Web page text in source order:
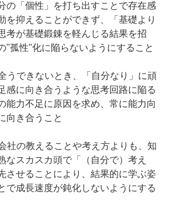
の「個性」を打ち出すことで存在感
を抑えることができず、「基礎より
考が基礎鍛錬を軽んじる結果を招
"孤性"化に陥らないようにすること
うできないとき、「自分なり」に頑
感に向き合うような思考回路に陥る
能力不足に原因を求め、常に能力向
向き合うこと
社の教えることや考え方よりも、知
なスカスカ頭で「（自分で）考え
させることにより、結果的に学ぶ姿
で成長速度が鈍化しないようにする